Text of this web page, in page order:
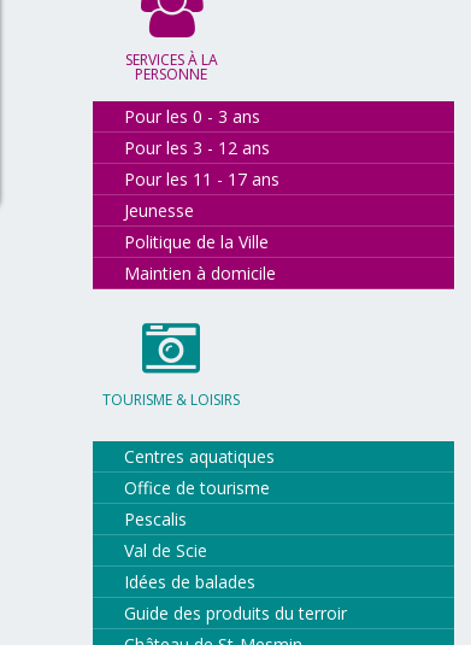
SERVICES À LA
PERSONNE
Pour les 0 - 3 ans
Pour les 3 - 12 ans
Pour les 11 - 17 ans
Jeunesse
Politique de la Ville
Maintien à domicile
TOURISME & LOISIRS
Centres aquatiques
Office de tourisme
Pescalis
Val de Scie
Idées de balades
Guide des produits du terroir